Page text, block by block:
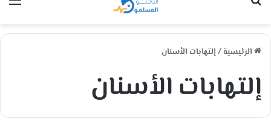
الرئيسية /إلتهابات الأسنان
إلتهابات الأسنان